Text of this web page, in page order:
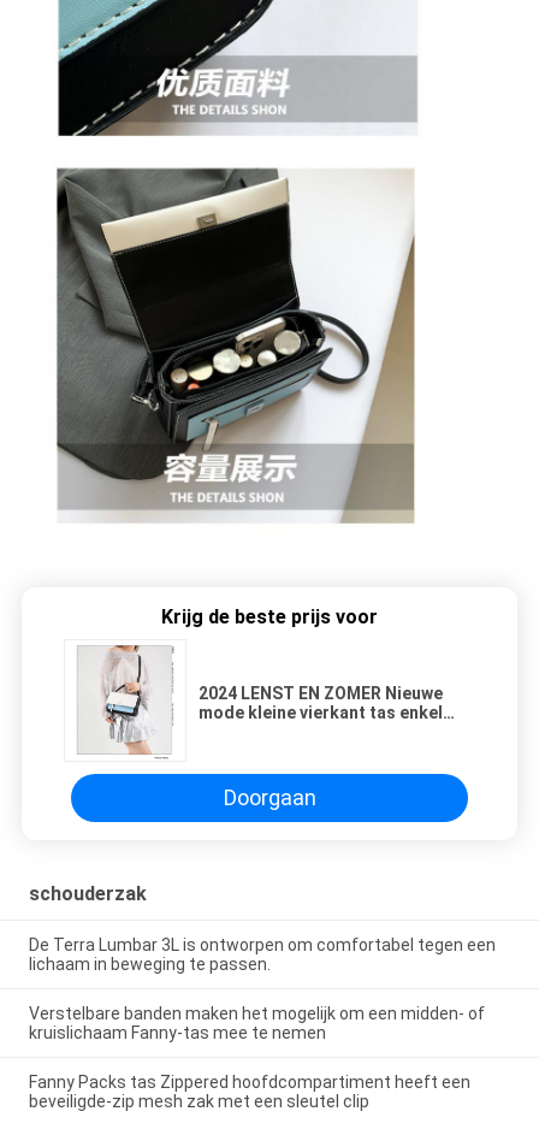
Krijg de beste prijs voor
2024 LENST EN ZOMER Nieuwe
mode kleine vierkant tas enkel
Doorgaan
schouderzak
De Terra Lumbar 3L is ontworpen om comfortabel tegen een
lichaam in beweging te passen.
Verstelbare banden maken het mogelijk om een midden- of
kruislichaam Fanny-tas mee te nemen
Fanny Packs tas Zippered hoofdcompartiment heeft een
beveiligde-zip mesh zak met een sleutel clip